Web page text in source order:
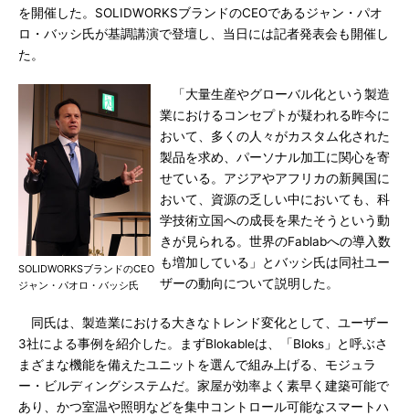
を開催した。SOLIDWORKSブランドのCEOであるジャン・パオ
ロ・バッシ氏が基調講演で登壇し、当日には記者発表会も開催し
た。
SOLIDWORKSブランドのCEO
ジャン・パオロ・バッシ氏
「大量生産やグローバル化という製造
業におけるコンセプトが疑われる昨今に
おいて、多くの人々がカスタム化された
製品を求め、パーソナル加工に関心を寄
せている。アジアやアフリカの新興国に
おいて、資源の乏しい中においても、科
学技術立国への成長を果たそうという動
きが見られる。世界のFablabへの導入数
も増加している」とバッシ氏は同社ユー
ザーの動向について説明した。
同氏は、製造業における大きなトレンド変化として、ユーザー
3社による事例を紹介した。まずBlokableは、「Bloks」と呼ぶさ
まざまな機能を備えたユニットを選んで組み上げる、モジュラ
ー・ビルディングシステムだ。家屋が効率よく素早く建築可能で
あり、かつ室温や照明などを集中コントロール可能なスマートハ